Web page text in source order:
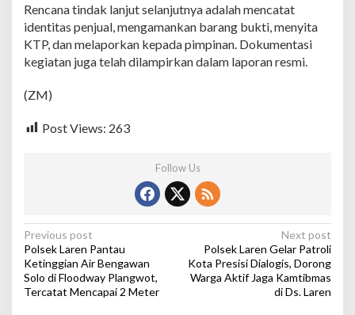
t
i
b
k
a
n
j
D
.
G
a
m
Rencana tindak lanjut selanjutnya adalah mencatat
identitas penjual, mengamankan barang bukti, menyita
KTP, dan melaporkan kepada pimpinan. Dokumentasi
kegiatan juga telah dilampirkan dalam laporan resmi.
(ZM)
Post Views: 263
Follow Us
P
o
s
Previous post
Polsek Laren Pantau
Ketinggian Air Bengawan
Solo di Floodway Plangwot,
Tercatat Mencapai 2 Meter
Next post
Polsek Laren Gelar Patroli
Kota Presisi Dialogis, Dorong
Warga Aktif Jaga Kamtibmas
di Ds. Laren